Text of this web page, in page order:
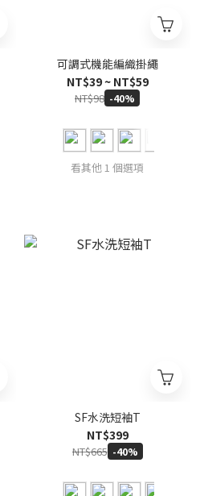
可調式機能編織掛繩
NT$39 ~ NT$59
NT$98 -40%
看其他 1 個選項
SF水洗短袖T
NT$399
NT$665 -40%